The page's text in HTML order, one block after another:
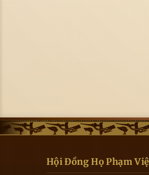
Hội Đồng Họ Phạm